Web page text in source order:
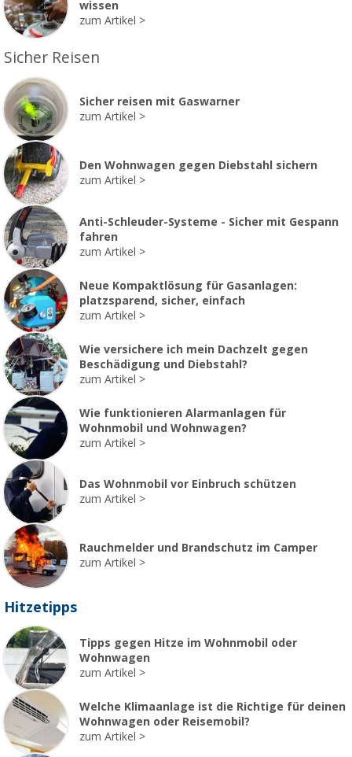
wissen
zum Artikel
Sicher Reisen
Sicher reisen mit Gaswarner
zum Artikel
Den Wohnwagen gegen Diebstahl sichern
zum Artikel
Anti-Schleuder-Systeme - Sicher mit Gespann
fahren
zum Artikel
Neue Kompaktlösung für Gasanlagen:
platzsparend, sicher, einfach
zum Artikel
Wie versichere ich mein Dachzelt gegen
Beschädigung und Diebstahl?
zum Artikel
Wie funktionieren Alarmanlagen für
Wohnmobil und Wohnwagen?
zum Artikel
Das Wohnmobil vor Einbruch schützen
zum Artikel
Rauchmelder und Brandschutz im Camper
zum Artikel
Hitzetipps
Tipps gegen Hitze im Wohnmobil oder
Wohnwagen
zum Artikel
Welche Klimaanlage ist die Richtige für deinen
Wohnwagen oder Reisemobil?
zum Artikel